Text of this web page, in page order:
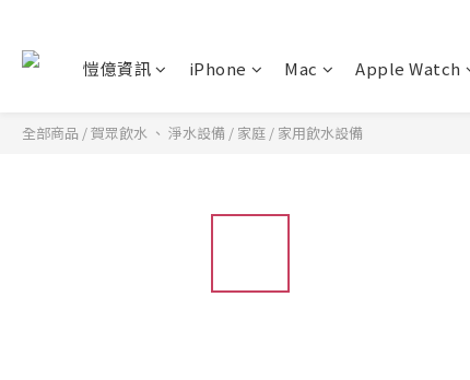
愷億資訊 iPhone Mac Apple Watch
全部商品 /賀眾飲水 、 淨水設備 / 家庭 / 家用飲水設備